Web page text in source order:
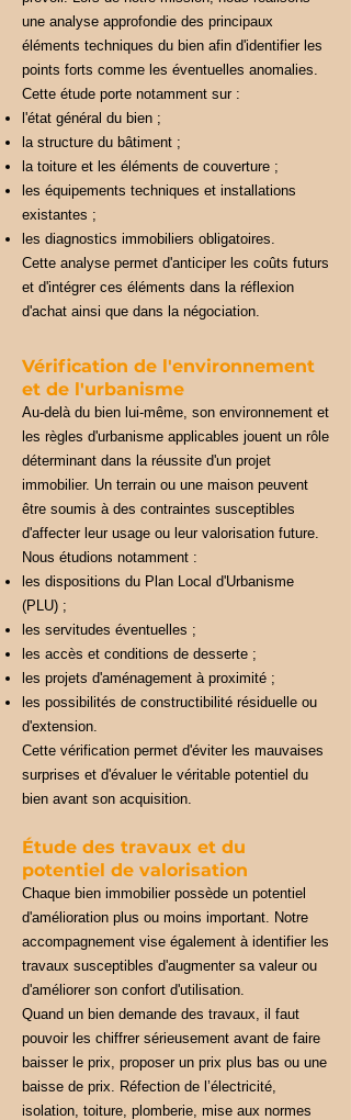
une analyse approfondie des principaux
éléments techniques du bien afin d'identifier les
points forts comme les éventuelles anomalies.
Cette étude porte notamment sur :
l'état général du bien ;
la structure du bâtiment ;
la toiture et les éléments de couverture ;
les équipements techniques et installations
existantes ;
les diagnostics immobiliers obligatoires.
Cette analyse permet d'anticiper les coûts futurs
et d'intégrer ces éléments dans la réflexion
d'achat ainsi que dans la négociation.
Vérification de l'environnement
et de l'urbanisme
Au-delà du bien lui-même, son environnement et
les règles d'urbanisme applicables jouent un rôle
déterminant dans la réussite d'un projet
immobilier. Un terrain ou une maison peuvent
être soumis à des contraintes susceptibles
d'affecter leur usage ou leur valorisation future.
Nous étudions notamment :
les dispositions du Plan Local d'Urbanisme
(PLU) ;
les servitudes éventuelles ;
les accès et conditions de desserte ;
les projets d'aménagement à proximité ;
les possibilités de constructibilité résiduelle ou
d'extension.
Cette vérification permet d'éviter les mauvaises
surprises et d'évaluer le véritable potentiel du
bien avant son acquisition.
Étude des travaux et du
potentiel de valorisation
Chaque bien immobilier possède un potentiel
d'amélioration plus ou moins important. Notre
accompagnement vise également à identifier les
travaux susceptibles d'augmenter sa valeur ou
d'améliorer son confort d'utilisation.
Quand un bien demande des travaux, il faut
pouvoir les chiffrer sérieusement avant de faire
baisser le prix, proposer un prix plus bas ou une
baisse de prix. Réfection de l’électricité,
isolation, toiture, plomberie, mise aux normes